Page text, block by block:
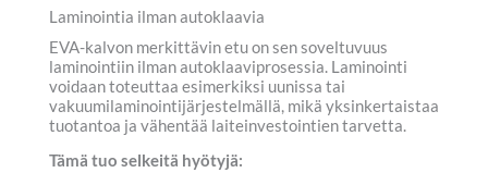
Laminointia ilman autoklaavia
EVA-kalvon merkittävin etu on sen soveltuvuus
laminointiin ilman autoklaaviprosessia. Laminointi
voidaan toteuttaa esimerkiksi uunissa tai
vakuumilaminointijärjestelmällä, mikä yksinkertaistaa
tuotantoa ja vähentää laiteinvestointien tarvetta.
Tämä tuo selkeitä hyötyjä: